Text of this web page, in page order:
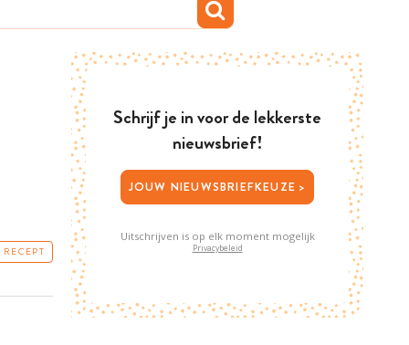
Schrijf je in voor de lekkerste
nieuwsbrief!
JOUW NIEUWSBRIEFKEUZE >
Uitschrijven is op elk moment mogelijk
Privacybeleid